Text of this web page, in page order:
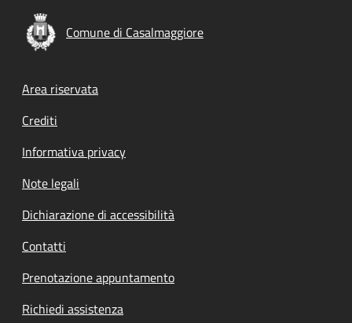
Comune di Casalmaggiore
Footer menu
Area riservata
Crediti
Informativa privacy
Note legali
Dichiarazione di accessibilità
Contatti
Prenotazione appuntamento
Richiedi assistenza